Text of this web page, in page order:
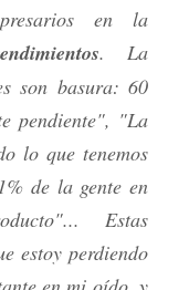
en la
. La
son basura: 60
pendiente", "La
lo que tenemos
de la gente en
... Estas
estoy perdiendo